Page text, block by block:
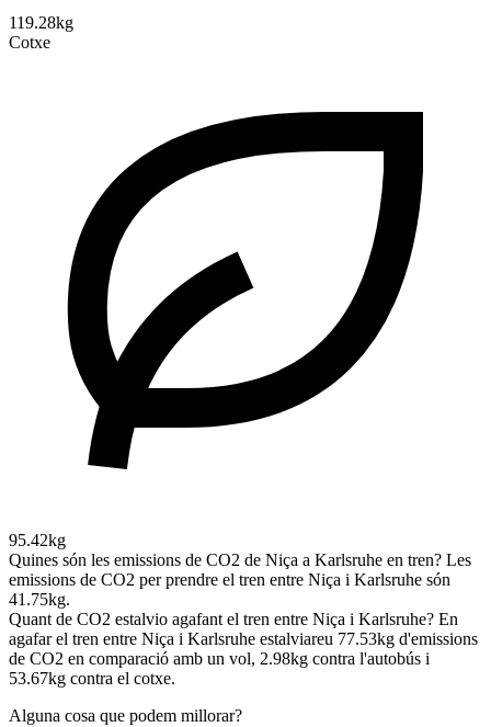
119.28kg
Cotxe
95.42kg
Quines són les emissions de CO2 de Niça a Karlsruhe en tren? Les
emissions de CO2 per prendre el tren entre Niça i Karlsruhe són
41.75kg.
Quant de CO2 estalvio agafant el tren entre Niça i Karlsruhe? En
agafar el tren entre Niça i Karlsruhe estalviareu 77.53kg d'emissions
de CO2 en comparació amb un vol, 2.98kg contra l'autobús i
53.67kg contra el cotxe.
Alguna cosa que podem millorar?